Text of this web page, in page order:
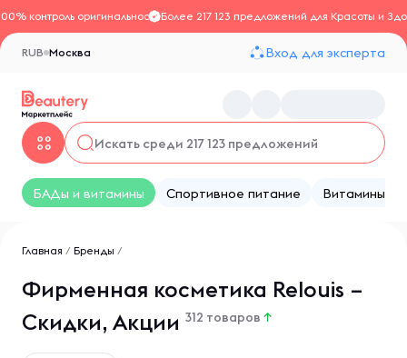
контроль оригинальностиБолее 217 123 предложений для Красоты и
Москва
RUB Вход для эксперта
БАДы и витамины Спортивное питание Витамины
Главная / Бренды /
Фирменная косметика Relouis –
Скидки, Акции 312 товаров ↑